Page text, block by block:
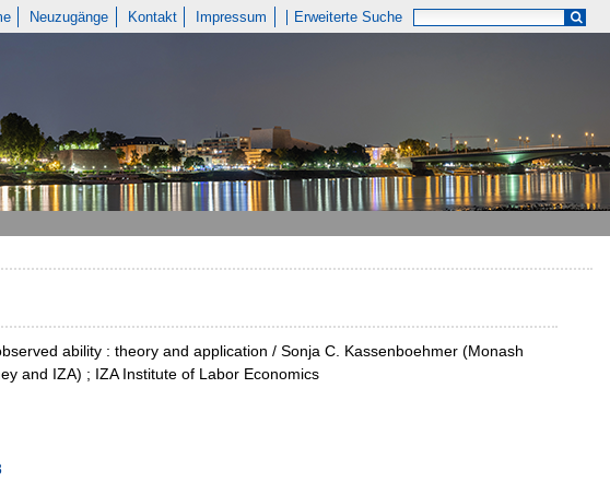
Neuzugänge Kontakt Impressum Erweiterte Suche
ability : theory and application / Sonja C. Kassenboehmer (Monash
and IZA) ; IZA Institute of Labor Economics